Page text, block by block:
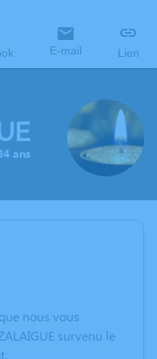
E-mail Lien
ans
nous vous
survenu le